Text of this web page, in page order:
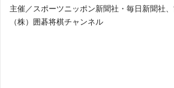
主催／スポーツニッポン新聞社・毎日新聞社
（株）囲碁将棋チャンネル